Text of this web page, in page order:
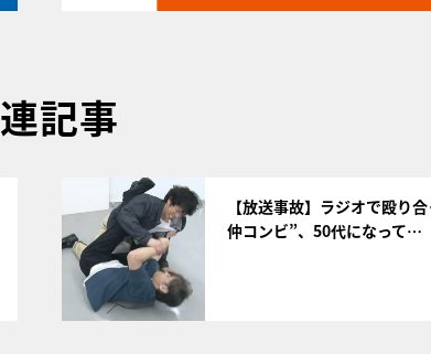
記事
【放送事故】ラジオで殴り
仲コンビ”、50代になって…